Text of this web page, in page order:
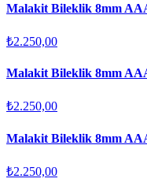
Malakit Bileklik 8mm
₺2.250,00
Malakit Bileklik 8mm
₺2.250,00
Malakit Bileklik 8mm
₺2.250,00